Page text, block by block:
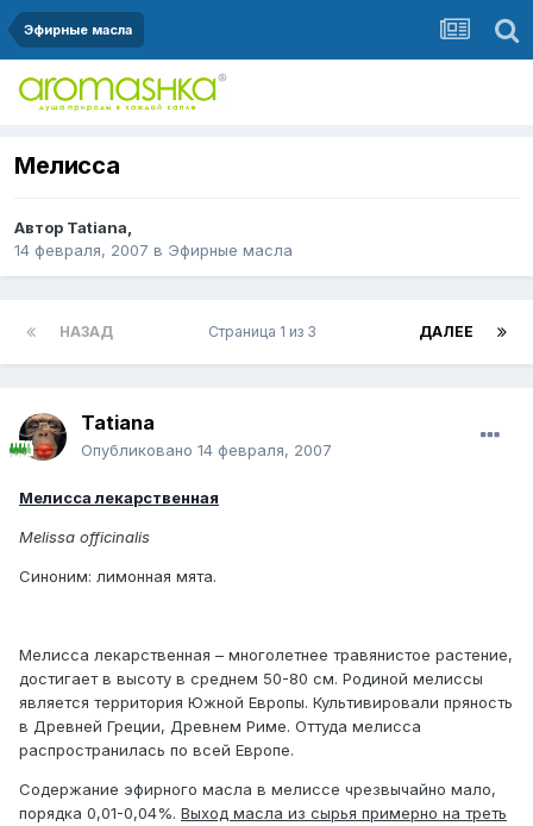
Эфирные масла
Мелисса
Автор Tatiana,
14 февраля, 2007 в Эфирные масла
НАЗАД ДАЛЕЕ
Страница 1 из 3
Tatiana
Опубликовано 14 февраля, 2007
Мелисса лекарственная
Melissa officinalis
Синоним: лимонная мята.
Мелисса лекарственная – многолетнее травянистое растение,
достигает в высоту в среднем 50-80 см. Родиной мелиссы
является территория Южной Европы. Культивировали пряность
в Древней Греции, Древнем Риме. Оттуда мелисса
распространилась по всей Европе.
Содержание эфирного масла в мелиссе чрезвычайно мало,
порядка 0,01-0,04%. Выход масла из сырья примерно на треть